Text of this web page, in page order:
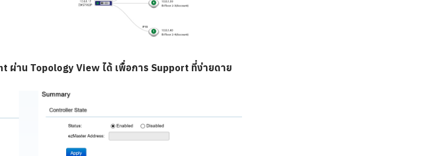
ผ่าน Topology View ได้ เพื่อการ Support ที่ง่ายดาย